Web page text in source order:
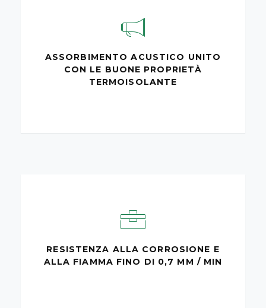
ASSORBIMENTO ACUSTICO UNITO
CON LE BUONE PROPRIETÀ
TERMOISOLANTE
RESISTENZA ALLA CORROSIONE E
ALLA FIAMMA FINO DI 0,7 MM / MIN